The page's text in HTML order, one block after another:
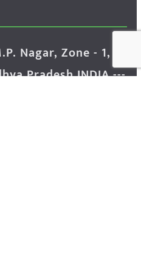
Nagar, Zone - 1,
Pradesh INDIA ---